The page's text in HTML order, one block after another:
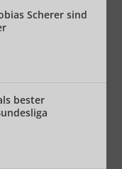
Scherer sind
bester